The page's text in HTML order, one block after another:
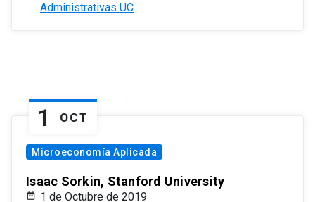
Administrativas UC
1 OCT
Microeconomía Aplicada
Isaac Sorkin, Stanford University
1 de Octubre de 2019